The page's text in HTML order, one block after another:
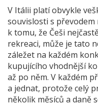
V Itálii platí obvykle
souvislosti s
k tomu, že Češi
rekreaci, může je tato
záležet na každém
kupujícího vhodnější
až po něm. V každém
a jednat, protože celý
několik měsíců a daně